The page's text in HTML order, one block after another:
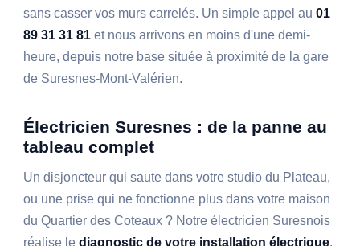
sans casser vos murs carrelés. Un simple appel au01
89 31 31 81 et nous arrivons en moins d'une demi-
heure, depuis notre base située à proximité de la gare
de Suresnes-Mont-Valérien.
Électricien Suresnes : de la panne au
tableau complet
Un disjoncteur qui saute dans votre studio du Plateau,
ou une prise qui ne fonctionne plus dans votre maison
du Quartier des Coteaux ? Notre électricien Suresnois
réalise lediagnostic de votre installation électrique,